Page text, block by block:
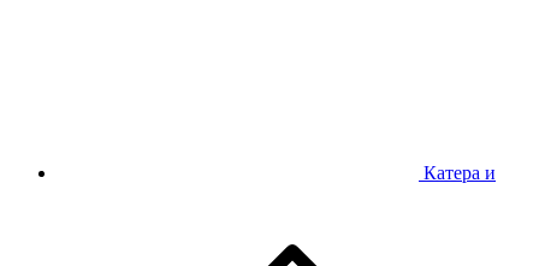
Катера и